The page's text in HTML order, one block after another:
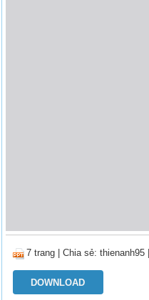
7 trang |Chia sẻ:thienanh95
DOWNLOAD